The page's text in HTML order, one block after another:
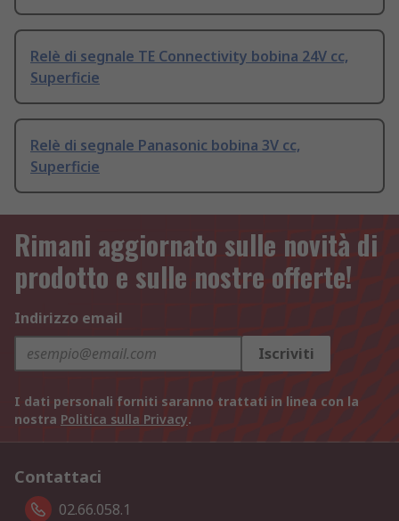
Relè di segnale TE Connectivity bobina 24V cc,
Superficie
Relè di segnale Panasonic bobina 3V cc,
Superficie
Rimani aggiornato sulle novità di
prodotto e sulle nostre offerte!
Indirizzo email
Iscriviti
I dati personali forniti saranno trattati in linea con la
nostra Politica sulla Privacy.
Contattaci
02.66.058.1